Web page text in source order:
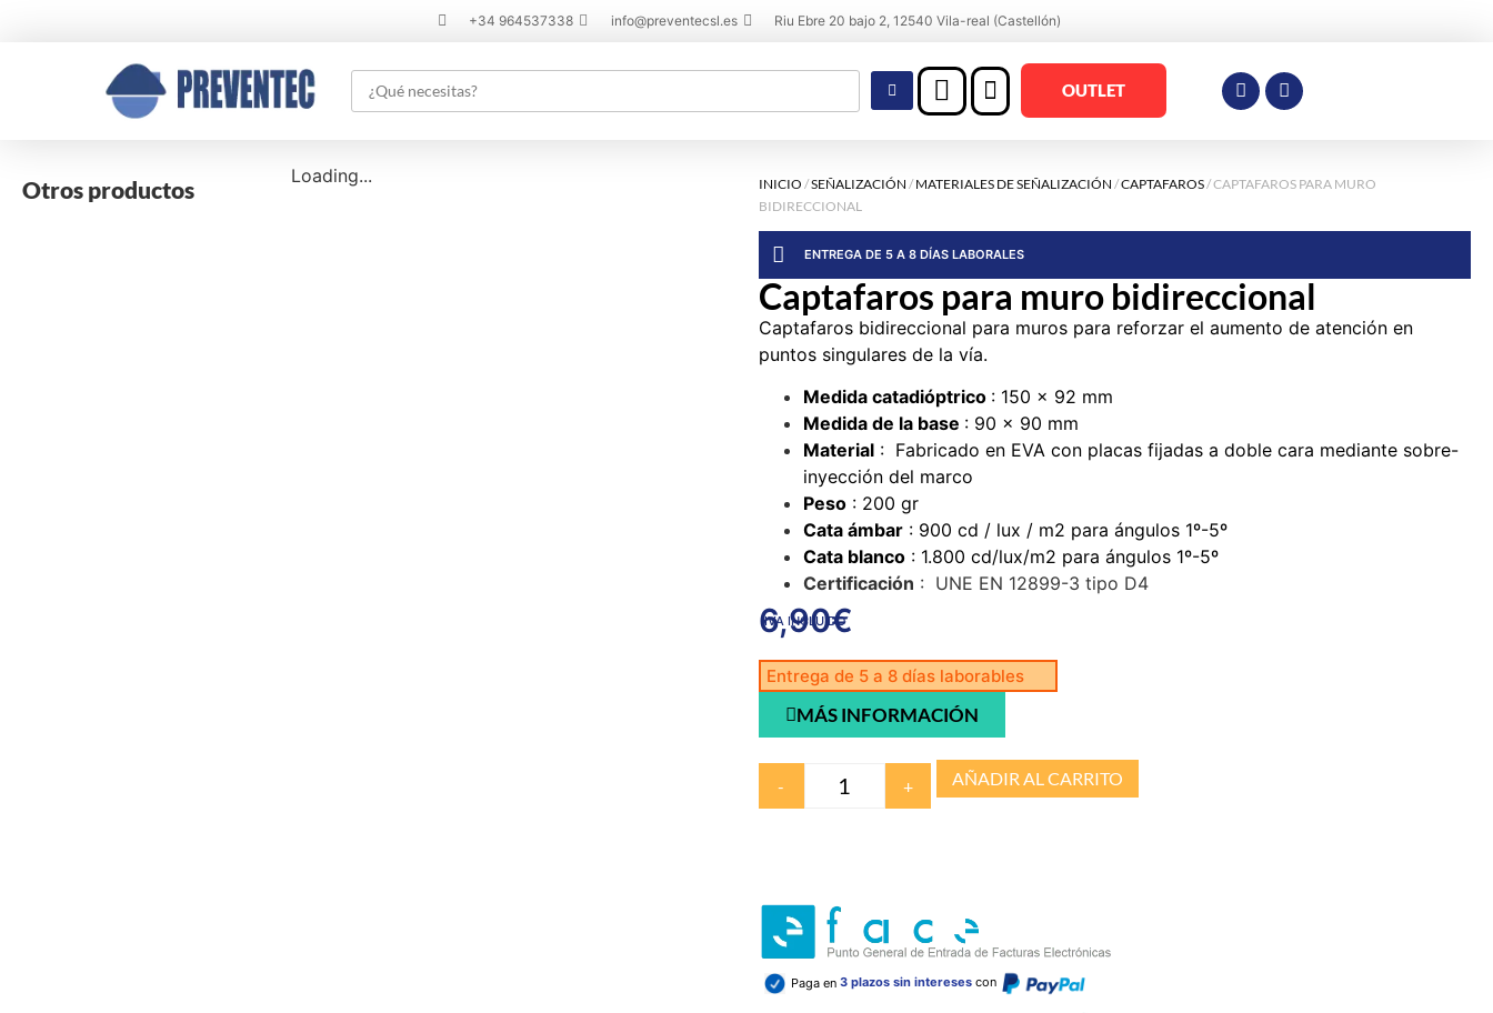
+34 964537338 info@preventecsl.es Riu Ebre 20 bajo 2, 12540 Vila-real (Castellón)
OUTLET
Otros productos Loading... INICIO /SEÑALIZACIÓN /MATERIALES DE SEÑALIZACIÓN /CAPTAFAROS/ CAPTAFAROS PARA MURO
BIDIRECCIONAL
ENTREGA DE 5 A 8 DÍAS LABORALES
Captafaros para muro bidireccional
Captafaros bidireccional para muros para reforzar el aumento de atención en
puntos singulares de la vía.
Medida catadióptrico : 150 x 92 mm
Medida de la base : 90 x 90 mm
Material: Fabricado en EVA con placas fijadas a doble cara mediante sobre-
inyección del marco
Peso: 200 gr
Cata ámbar: 900 cd / lux / m2 para ángulos 1º-5º
Cata blanco: 1.800 cd/lux/m2 para ángulos 1º-5º
Certificación : UNE EN 12899-3 tipo D4
6,90€
IVA INCLUIDO
Entrega de 5 a 8 días laborables
MÁS INFORMACIÓN
- + AÑADIR AL CARRITO
Paga en 3 plazos sin intereses con